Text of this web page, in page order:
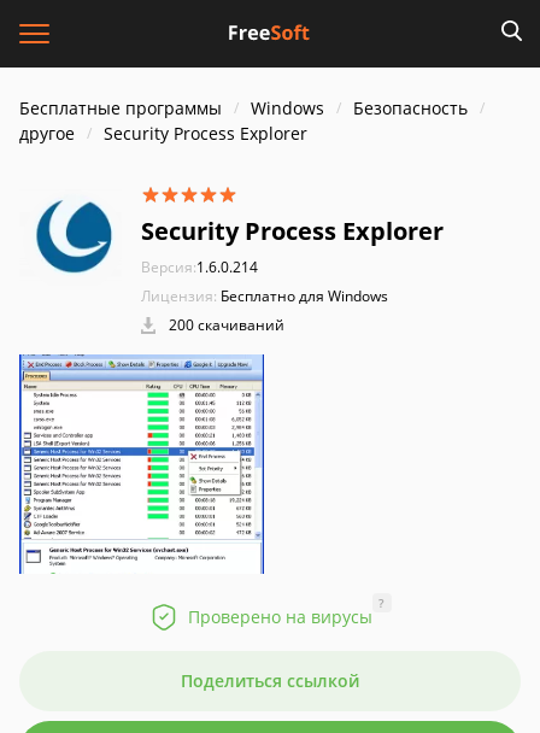
Бесплатные программы Windows
Безопасность
другое
Security Process Explorer
Security Process Explorer
Версия:1.6.0.214
Лицензия: Бесплатно для Windows
200 скачиваний
Проверено на вирусы
?
Поделиться ссылкой